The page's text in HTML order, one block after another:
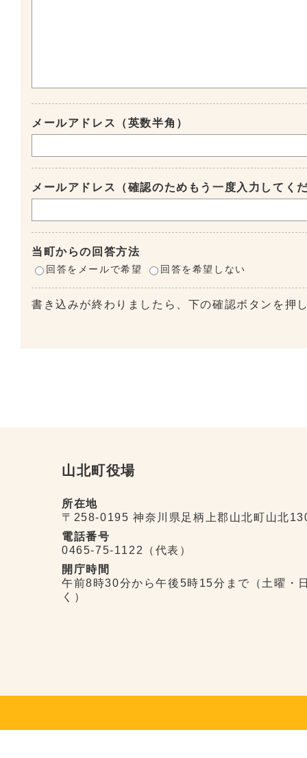
メールアドレス（英数半角）
メールアドレス（確認のためもう一度入力してく
当町からの回答方法
回答をメールで希望 回答を希望しない
書き込みが終わりましたら、下の確認ボタンを押
山北町役場
所在地
〒258-0195 神奈川県足柄上郡山北町山北
電話番号
0465-75-1122（代表）
開庁時間
午前8時30分から午後5時15分まで（土曜・
く）